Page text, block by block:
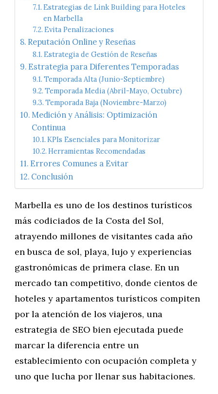
Estrategias de Link Building para Hoteles
en Marbella
Evita Penalizaciones
Reputación Online y Reseñas
Estrategia de Gestión de Reseñas
Estrategia para Diferentes Temporadas
Temporada Alta (Junio-Septiembre)
Temporada Media (Abril-Mayo, Octubre)
Temporada Baja (Noviembre-Marzo)
Medición y Análisis: Optimización
Continua
KPIs Esenciales para Monitorizar
Herramientas Recomendadas
Errores Comunes a Evitar
Conclusión
Marbella es uno de los destinos turísticos
más codiciados de la Costa del Sol,
atrayendo millones de visitantes cada año
en busca de sol, playa, lujo y experiencias
gastronómicas de primera clase. En un
mercado tan competitivo, donde cientos de
hoteles y apartamentos turísticos compiten
por la atención de los viajeros, una
estrategia de SEO bien ejecutada puede
marcar la diferencia entre un
establecimiento con ocupación completa y
uno que lucha por llenar sus habitaciones.